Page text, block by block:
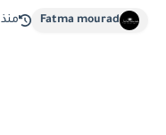
Fatma mourad منذ 5 سنة